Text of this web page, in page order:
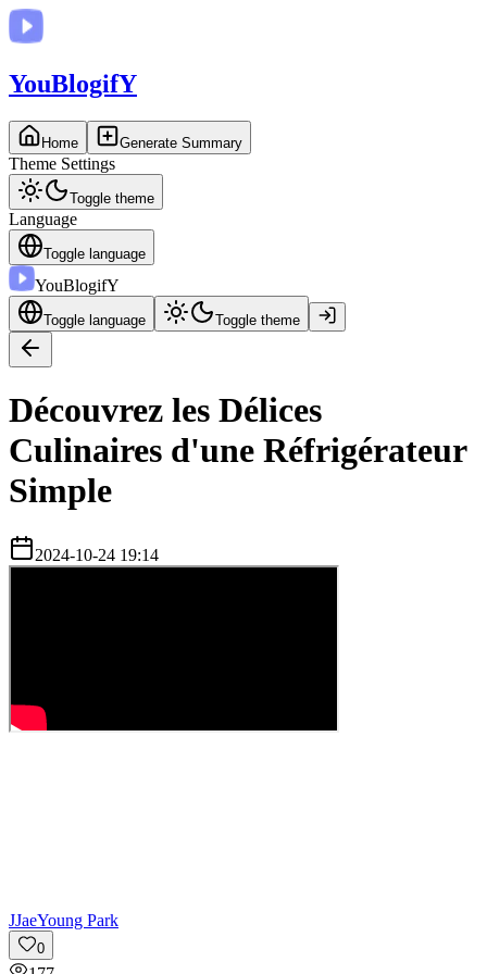
YouBlogifY
Home Generate Summary
Theme Settings
Toggle theme
Language
Toggle language
YouBlogifY
Toggle language Toggle theme
Découvrez les Délices
Culinaires d'une Réfrigérateur
Simple
2024-10-24 19:14
JJaeYoung Park
0